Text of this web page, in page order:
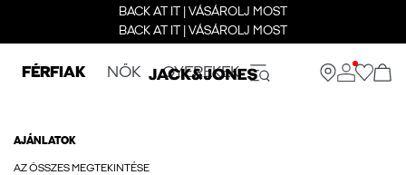
BACK AT IT | VÁSÁROLJ MOST
BACK AT IT | VÁSÁROLJ MOST
FÉRFIAK NŐK GYEREKEK
AJÁNLATOK
AZ ÖSSZES MEGTEKINTÉSE